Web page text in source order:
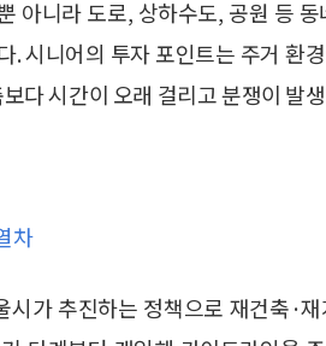
아니라 도로, 상하수도, 공원 등
. 시니어의 투자 포인트는 주거 환
다 시간이 오래 걸리고 분쟁이 발
차
시가 추진하는 정책으로 재건축·